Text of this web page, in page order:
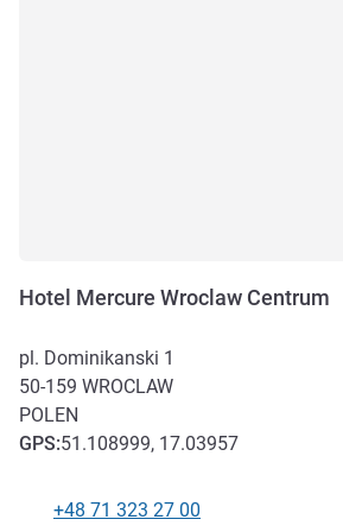
Hotel Mercure Wroclaw Centrum
pl. Dominikanski 1
50-159 WROCLAW
POLEN
GPS:51.108999, 17.03957
+48 71 323 27 00